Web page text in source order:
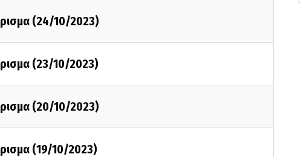
(24/10/2023)
(23/10/2023)
(20/10/2023)
(19/10/2023)